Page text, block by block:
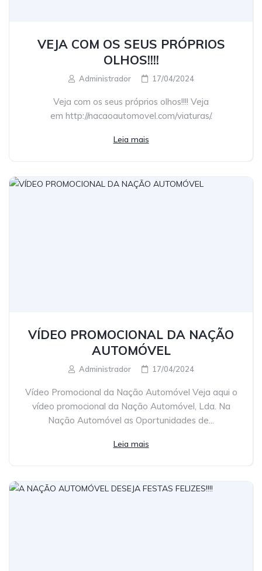
VEJA COM OS SEUS PRÓPRIOS
OLHOS!!!!
Administrador 17/04/2024
Veja com os seus próprios olhos!!!! Veja
em http://nacaoautomovel.com/viaturas/.
Leia mais
VÍDEO PROMOCIONAL DA NAÇÃO
AUTOMÓVEL
Administrador 17/04/2024
Vídeo Promocional da Nação Automóvel Veja aqui o
vídeo promocional da Nação Automóvel, Lda. Na
Nação Automóvel as Oportunidades de...
Leia mais